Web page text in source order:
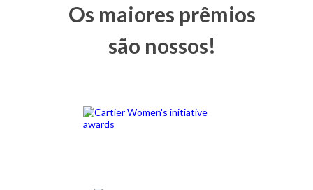
Os maiores prêmios
são nossos!